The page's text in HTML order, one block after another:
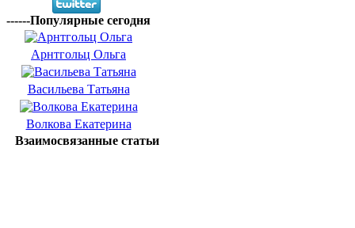
------Популярные сегодня
Арнтгольц Ольга
Васильева Татьяна
Волкова Екатерина
Взаимосвязанные статьи